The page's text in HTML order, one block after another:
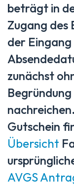
beträgt in
Zugang des
der
zunächst
Gutschein
Übersicht
AVGS